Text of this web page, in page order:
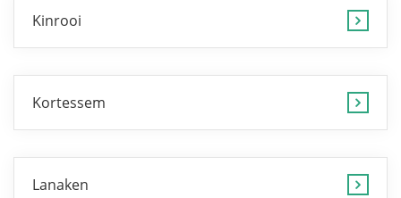
Kinrooi
Kortessem
Lanaken